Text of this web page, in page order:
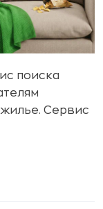
поиска
жилье. Сервис